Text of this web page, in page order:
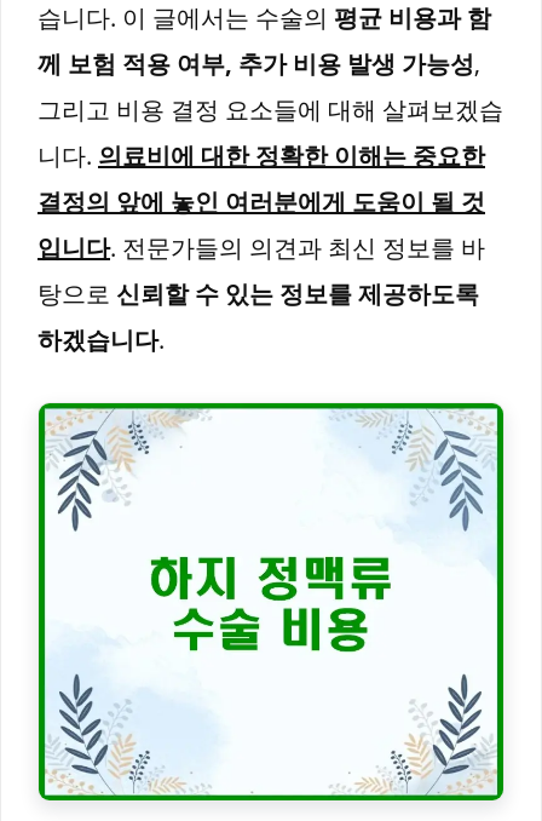
습니다. 이 글에서는 수술의 평균 비용과 함
께 보험 적용 여부, 추가 비용 발생 가능성,
그리고 비용 결정 요소들에 대해 살펴보겠습
니다. 의료비에 대한 정확한 이해는 중요한
결정의 앞에 놓인 여러분에게 도움이 될 것
입니다. 전문가들의 의견과 최신 정보를 바
탕으로 신뢰할 수 있는 정보를 제공하도록
하겠습니다.